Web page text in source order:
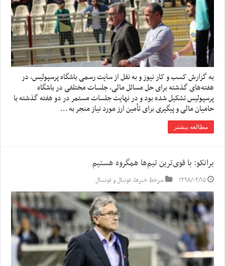
به گزارش کسب و کار نیوز و به نقل از سایت رسمی باشگاه پرسپولیس، در
هفته‌های گذشته برای حل مسائل مالی، جلسات مختلفی در باشگاه
پرسپولیس تشکیل شده بود و در نهایت جلسات مستمر در دو هفته گذشته با
حامیان مالی و پیگیری برای تأمین ارز مورد نیاز منجر به …
مطالعه بیشتر
برانکو: با قوی‌ترین تیم‌ها همگروه هستیم
۱۳۹۸/۰۲/۱۵ سرخط خبرها, فوتبال و فوتسال